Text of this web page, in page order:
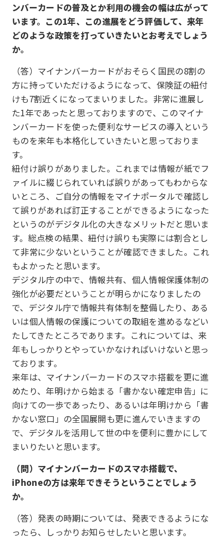
ンバーカードの普及とか利用の機会の幅は広がって
います。この1年、この進展をどう評価して、来年
どのような政策を打っていきたいとお考えでしょう
か。
（答）マイナンバーカードがおそらく国民の8割の
方に持っていただけるようになって、保険証の紐付
けも7割近くになってまいりました。非常に進展し
た1年であったと思っておりますので、このマイナ
ンバーカードを使った便利なサービスの導入という
ものを来年も本格化していきたいと思っておりま
す。
紐付け誤りがありました。これまでは情報が紙でフ
ァイルに綴じられていれば誤りがあってもわからな
いところ、ご自分の情報をマイナポータルで確認し
て誤りがあれば訂正することができるようになった
というのがデジタル化の大きなメリットだと思いま
す。総点検の結果、紐付け誤りも実際には割合とし
て非常に少ないということが確認できました。これ
もよかったと思います。
デジタル庁の中で、情報共有、個人情報保護体制の
強化が必要だということが明らかになりましたの
で、デジタル庁で情報共有体制を整備したり、ある
いは個人情報の保護についての取組を進めるなどい
たしてきたところであります。これについては、来
年もしっかりとやっていかなければいけないと思っ
ております。
来年は、マイナンバーカードのスマホ搭載を更に進
めたり、年明けから始まる「書かない確定申告」に
向けての一歩であったり、あるいは年明けから「書
かない窓口」の全国展開も更に進んでいきますの
で、デジタルを活用して世の中を便利に豊かにして
まいりたいと思います。
（問）マイナンバーカードのスマホ搭載で、
iPhoneの方は来年できそうということでしょう
か。
（答）発表の時期については、発表できるようにな
ったら、しっかりお知らせしたいと思います。